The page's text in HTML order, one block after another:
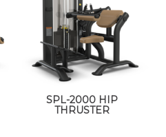
SPL-2000 HIP
THRUSTER